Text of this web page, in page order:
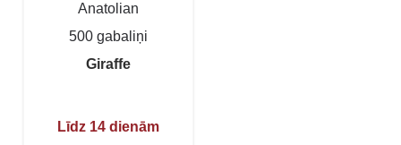
Anatolian
500 gabaliņi
Giraffe
Līdz 14 dienām